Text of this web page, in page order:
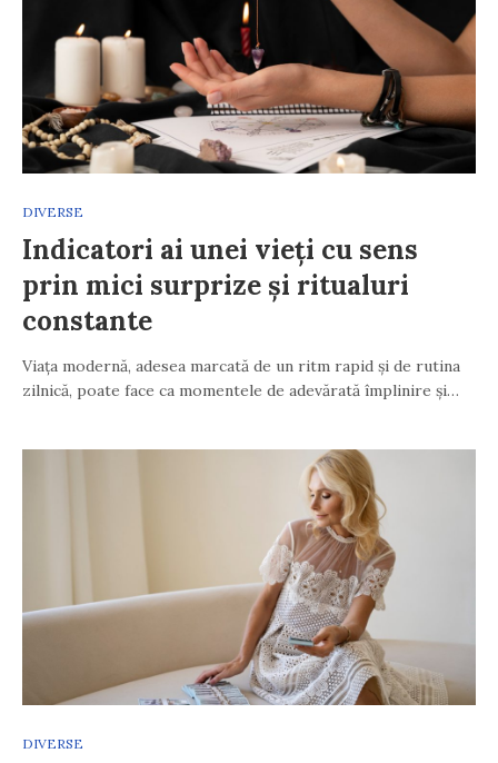
DIVERSE
Indicatori ai unei vieți cu sens
prin mici surprize și ritualuri
constante
Viața modernă, adesea marcată de un ritm rapid și de rutina
zilnică, poate face ca momentele de adevărată împlinire și…
DIVERSE